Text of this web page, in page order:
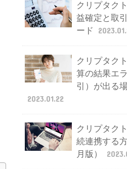
クリプタク
益確定と取
ード
クリプタク
算の結果エ
引）が出る
2023.01.22
クリプタク
続連携する
月版）